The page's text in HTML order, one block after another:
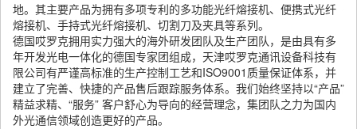
地。其主要产品为拥有多项专利的多功能光纤熔接机、便携式光纤
熔接机、手持式光纤熔接机、切割刀及夹具等系列。
德国哎罗克拥用实力强大的海外研发团队及生产团队，是由具有多
年开发光电一体化的德国专家团组成，天津哎罗克通讯设备科技有
限公司有严谨高标准的生产控制工艺和ISO9001质量保证体系，并
建立了完善、快捷的产品售后跟踪服务体系。我们始终坚持以“产品”
精益求精、“服务” 客户舒心为导向的经营理念，集团队之力为国内
外光通信领域创造更好的产品。